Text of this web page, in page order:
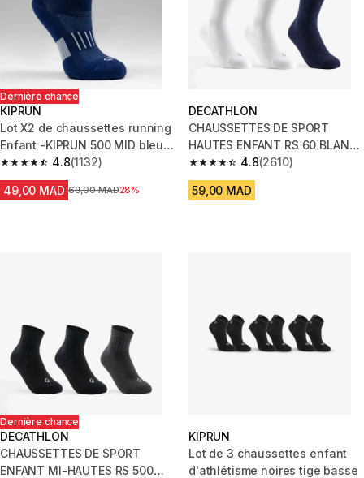
Dernière chance
KIPRUN
Lot X2 de chaussettes running
Enfant -KIPRUN 500 MID bleue
marine
4.8
4.8 out of 5 stars from 1132 reviews
(1132)
49,00 MAD Prix avant la réduction
69,00 MAD28%
DECATHLON
CHAUSSETTES DE SPORT
HAUTES ENFANT RS 60 BLANC
MARINE LOT DE 3.
4.8
4.8 out of 5 stars from 2610
(2610)
59,00 MAD
Dernière chance
DECATHLON
CHAUSSETTES DE SPORT
ENFANT MI-HAUTES RS 500
KIPRUN
Lot de 3 chaussettes enfant
d'athlétisme noires tige basse